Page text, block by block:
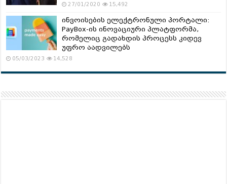
27/01/2020 15,492
ინვოისების ელექტრონული პორტალი:
PayBox-ის ინოვაციური პლატფორმა,
რომელიც გადახდის პროცესს კიდევ
უფრო აადვილებს
05/03/2023 14,528